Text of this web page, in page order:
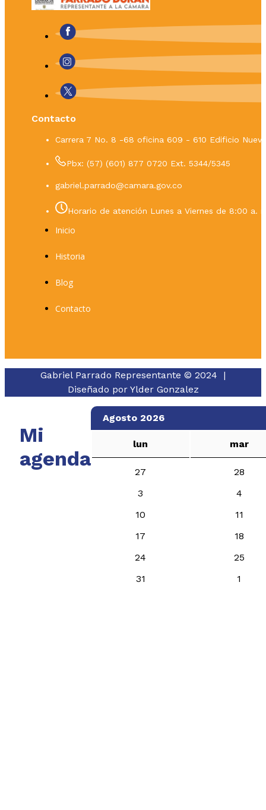
Contacto
Carrera 7 No. 8 -68 oficina 609 - 610 Edificio
Pbx: (57) (601) 877 0720 Ext. 5344/5345
gabriel.parrado@camara.gov.co
Horario de atención Lunes a Viernes de 8:00 a.
Inicio
Historia
Blog
Contacto
Gabriel Parrado Representante © 2024 |
Diseñado por Ylder Gonzalez
Mi
agenda
Agosto 2026
lun mar
27
28
3
4
10
11
17
18
24
25
31
1